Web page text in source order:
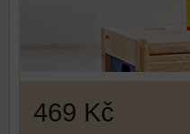
469 Kč